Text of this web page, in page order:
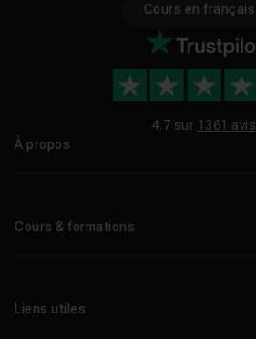
Cours en français
4.7 sur 1361 avis
À propos
Cours & formations
Formations certifiantes
Liens utiles